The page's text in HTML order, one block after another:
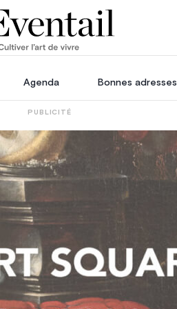
Agenda Bonnes adresses
PUBLICITÉ